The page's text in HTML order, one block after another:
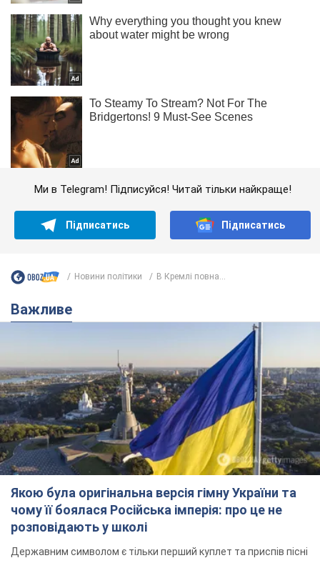
Ми в Telegram! Підписуйся! Читай тільки найкраще!
Підписатись Підписатись
Новини політики В Кремлі повна...
Важливе
Якою була оригінальна версія гімну України та
чому її боялася Російська імперія: про це не
розповідають у школі
Державним символом є тільки перший куплет та приспів пісні